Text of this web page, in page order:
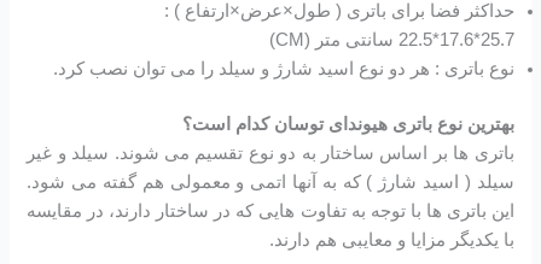
حداکثر فضا برای باتری ( طول×عرض×ارتفاع ) :
25.7*17.6*22.5 سانتی متر (CM)
نوع باتری : هر دو نوع اسید شارژ و سیلد را می توان نصب کرد.
بهترین نوع باتری هیوندای توسان کدام است؟
باتری ها بر اساس ساختار به دو نوع تقسیم می شوند. سیلد و غیر
سیلد ( اسید شارژ ) که به آنها اتمی و معمولی هم گفته می شود.
این باتری ها با توجه به تفاوت هایی که در ساختار دارند، در مقایسه
با یکدیگر مزایا و معایبی هم دارند.